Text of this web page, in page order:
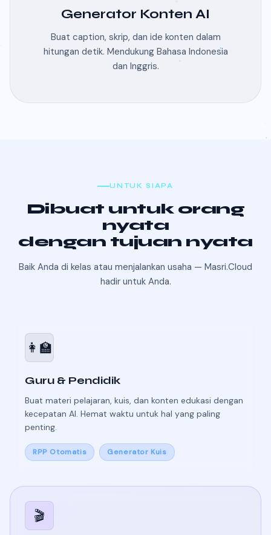
Generator Konten AI
Buat caption, skrip, dan ide konten dalam
hitungan detik. Mendukung Bahasa Indonesia
dan Inggris.
UNTUK SIAPA
Dibuat untuk orang
nyata
dengan tujuan nyata
Baik Anda di kelas atau menjalankan usaha — Masri.Cloud
hadir untuk Anda.
👩‍🏫
Guru & Pendidik
Buat materi pelajaran, kuis, dan konten edukasi dengan
kecepatan AI. Hemat waktu untuk hal yang paling
penting.
RPP Otomatis Generator Kuis
🎬